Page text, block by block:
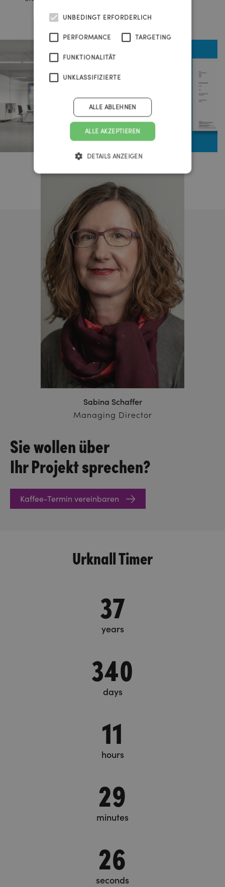
Sie wollen über
Ihr Projekt sprechen?
Kaffee-Termin vereinbaren
Sabina Schaffer
Managing Director
Urknall Timer
37
years
340
days
11
hours
29
minutes
26
seconds
UNBEDINGT ERFORDERLICH
PERFORMANCE TARGETING
FUNKTIONALITÄT
UNKLASSIFIZIERTE
ALLE AKZEPTIEREN
ALLE ABLEHNEN
DETAILS ANZEIGEN